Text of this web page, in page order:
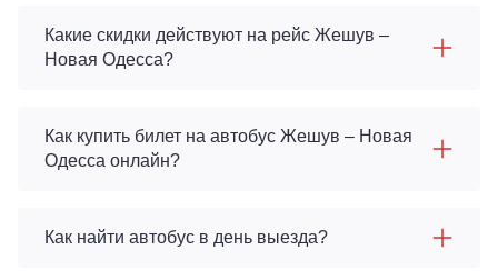
Какие скидки действуют на рейс Жешув –
Новая Одесса?
Как купить билет на автобус Жешув – Новая
Одесса онлайн?
Как найти автобус в день выезда?